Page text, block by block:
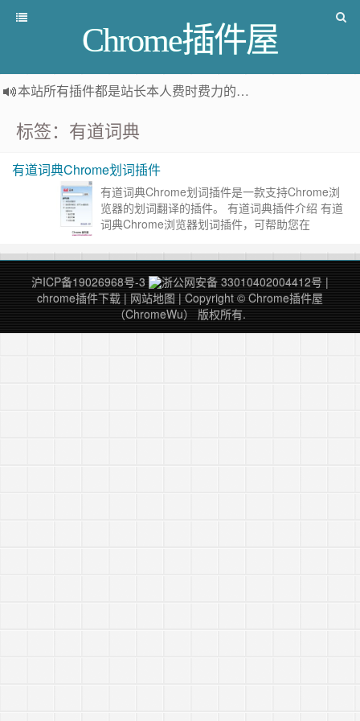
Chrome插件屋
本站所有插件都是站长本人费时费力的人工筛选推荐
标签：有道词典
有道词典Chrome划词插件
有道词典Chrome划词插件是一款支持Chrome浏
览器的划词翻译的插件。 有道词典插件介绍 有道
词典Chrome浏览器划词插件，可帮助您在
能。安装此……继续阅读 »
沪ICP备19026968号-3
浙公网安备 33010402004412号 |
chrome插件下载 | 网站地图 | Copyright © Chrome插件屋
（ChromeWu） 版权所有.